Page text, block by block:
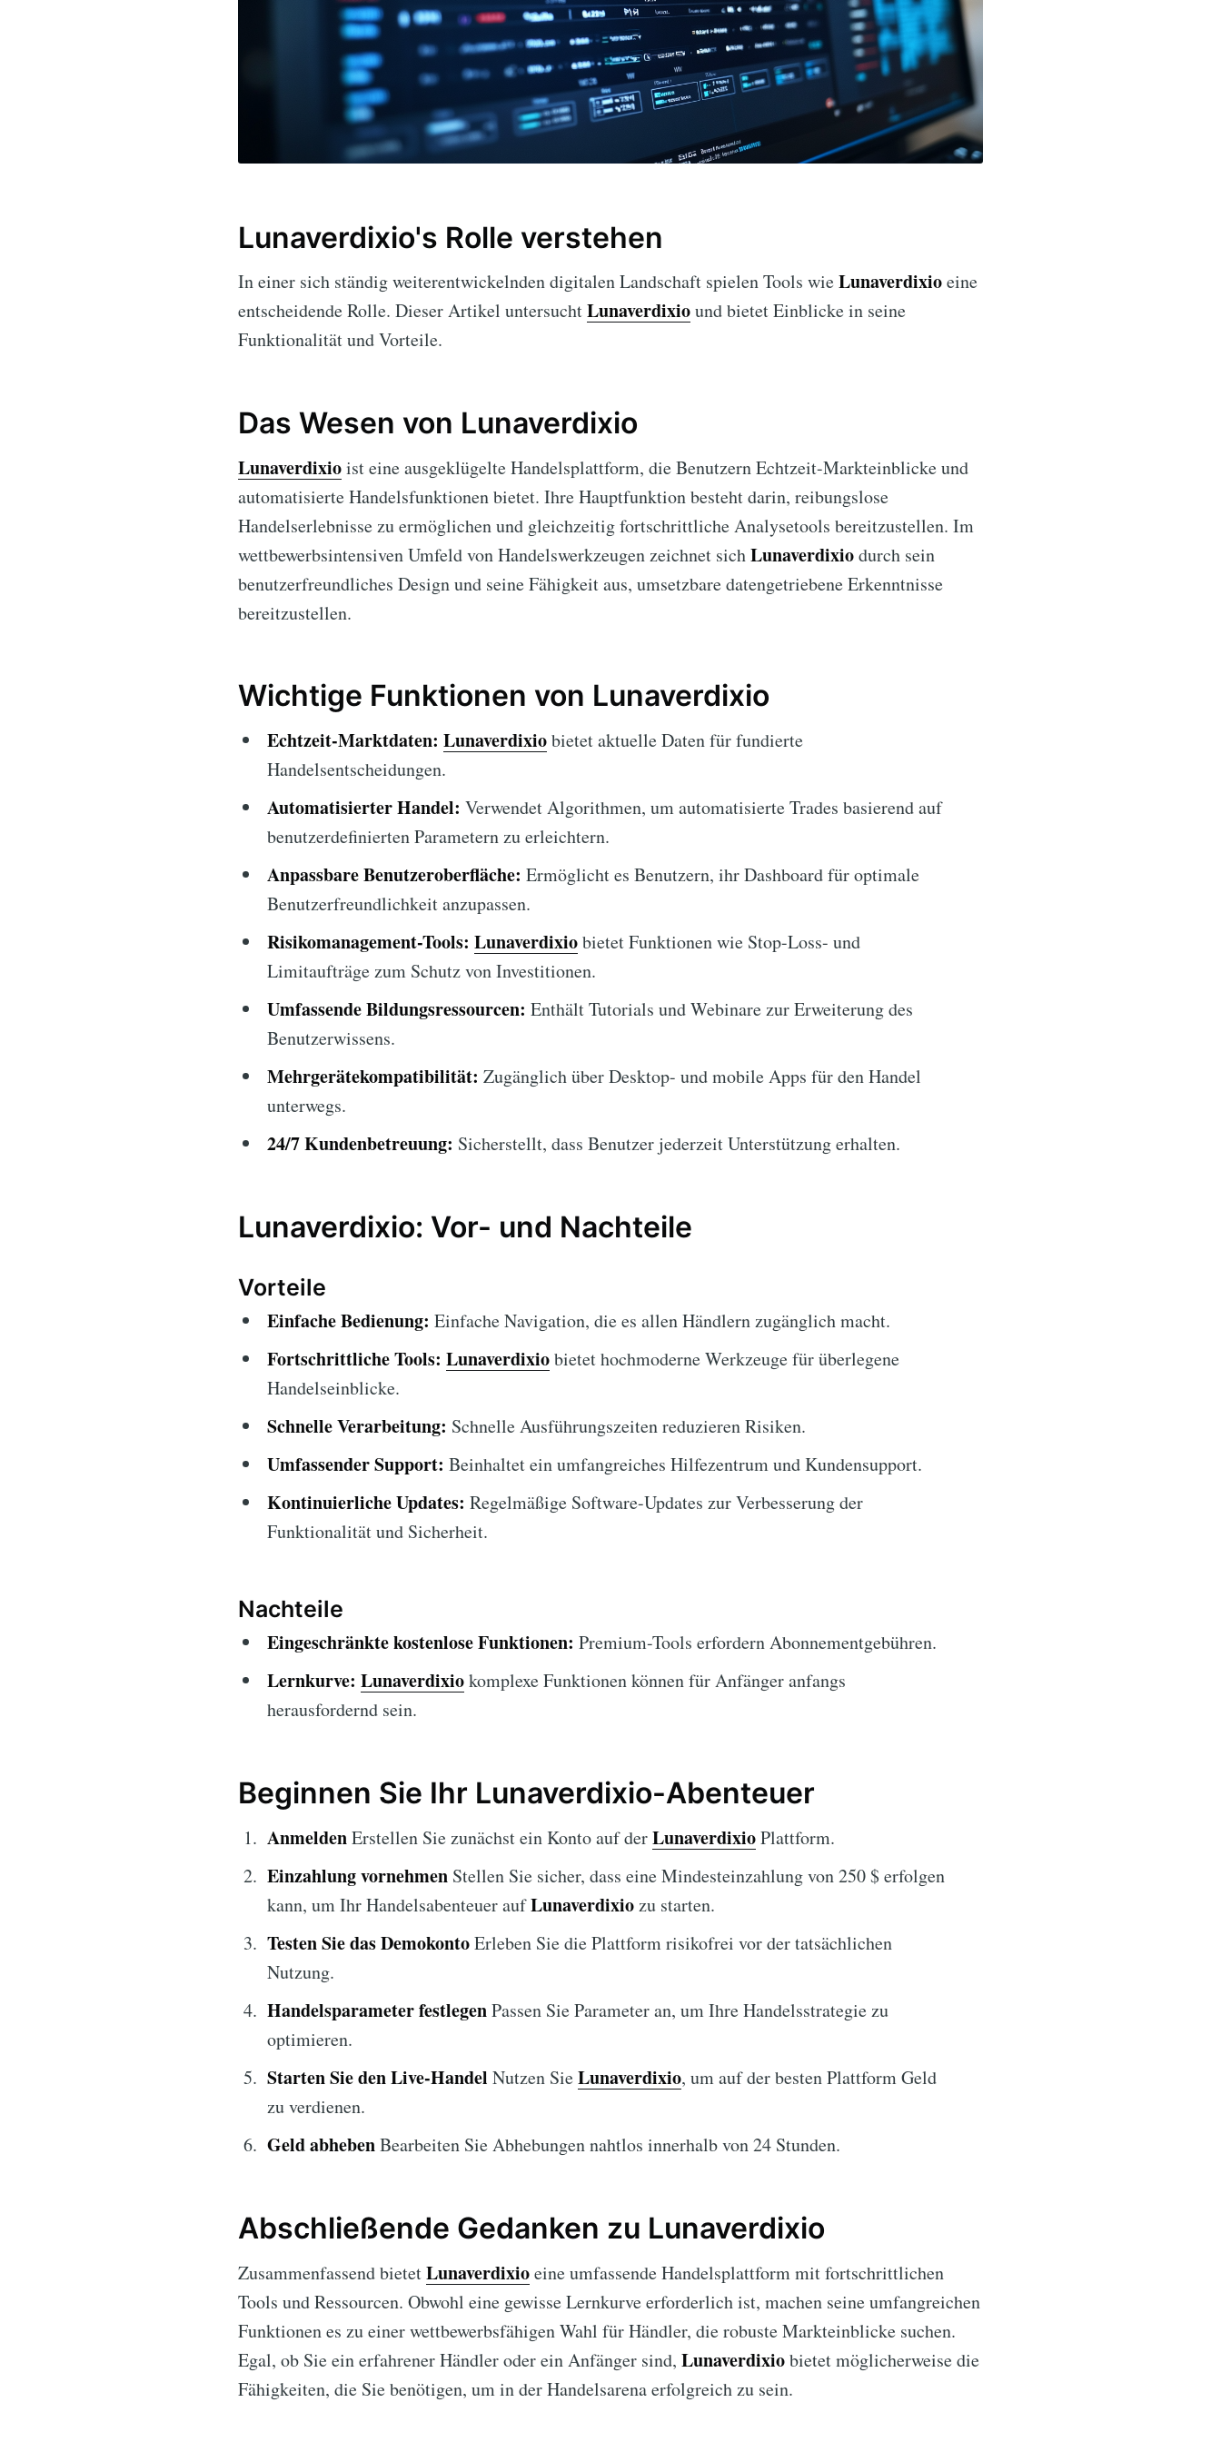
Lunaverdixio's Rolle verstehen
In einer sich ständig weiterentwickelnden digitalen Landschaft spielen Tools wieLunaverdixioeine
entscheidende Rolle. Dieser Artikel untersuchtLunaverdixiound bietet Einblicke in seine
Funktionalität und Vorteile.
Das Wesen von Lunaverdixio
Lunaverdixioist eine ausgeklügelte Handelsplattform, die Benutzern Echtzeit-Markteinblicke und
automatisierte Handelsfunktionen bietet. Ihre Hauptfunktion besteht darin, reibungslose
Handelserlebnisse zu ermöglichen und gleichzeitig fortschrittliche Analysetools bereitzustellen. Im
wettbewerbsintensiven Umfeld von Handelswerkzeugen zeichnet sichLunaverdixiodurch sein
benutzerfreundliches Design und seine Fähigkeit aus, umsetzbare datengetriebene Erkenntnisse
bereitzustellen.
Wichtige Funktionen von Lunaverdixio
Echtzeit-Marktdaten: Lunaverdixiobietet aktuelle Daten für fundierte
Handelsentscheidungen.
Automatisierter Handel: Verwendet Algorithmen, um automatisierte Trades basierend auf
benutzerdefinierten Parametern zu erleichtern.
Anpassbare Benutzeroberfläche: Ermöglicht es Benutzern, ihr Dashboard für optimale
Benutzerfreundlichkeit anzupassen.
Risikomanagement-Tools: Lunaverdixiobietet Funktionen wie Stop-Loss- und
Limitaufträge zum Schutz von Investitionen.
Umfassende Bildungsressourcen: Enthält Tutorials und Webinare zur Erweiterung des
Benutzerwissens.
Mehrgerätekompatibilität: Zugänglich über Desktop- und mobile Apps für den Handel
unterwegs.
24/7 Kundenbetreuung: Sicherstellt, dass Benutzer jederzeit Unterstützung erhalten.
Lunaverdixio: Vor- und Nachteile
Vorteile
Einfache Bedienung: Einfache Navigation, die es allen Händlern zugänglich macht.
Fortschrittliche Tools: Lunaverdixiobietet hochmoderne Werkzeuge für überlegene
Handelseinblicke.
Schnelle Verarbeitung: Schnelle Ausführungszeiten reduzieren Risiken.
Umfassender Support: Beinhaltet ein umfangreiches Hilfezentrum und Kundensupport.
Kontinuierliche Updates: Regelmäßige Software-Updates zur Verbesserung der
Funktionalität und Sicherheit.
Nachteile
Eingeschränkte kostenlose Funktionen: Premium-Tools erfordern Abonnementgebühren.
Lernkurve: Lunaverdixiokomplexe Funktionen können für Anfänger anfangs
herausfordernd sein.
Beginnen Sie Ihr Lunaverdixio-Abenteuer
AnmeldenErstellen Sie zunächst ein Konto auf derLunaverdixioPlattform.
Einzahlung vornehmen Stellen Sie sicher, dass eine Mindesteinzahlung von 250 $ erfolgen
kann, um Ihr Handelsabenteuer aufLunaverdixiozu starten.
Testen Sie das DemokontoErleben Sie die Plattform risikofrei vor der tatsächlichen
Nutzung.
Handelsparameter festlegenPassen Sie Parameter an, um Ihre Handelsstrategie zu
optimieren.
Starten Sie den Live-Handel Nutzen SieLunaverdixio, um auf der besten Plattform Geld
zu verdienen.
Geld abhebenBearbeiten Sie Abhebungen nahtlos innerhalb von 24 Stunden.
Abschließende Gedanken zu Lunaverdixio
Zusammenfassend bietetLunaverdixioeine umfassende Handelsplattform mit fortschrittlichen
Tools und Ressourcen. Obwohl eine gewisse Lernkurve erforderlich ist, machen seine umfangreichen
Funktionen es zu einer wettbewerbsfähigen Wahl für Händler, die robuste Markteinblicke suchen.
Egal, ob Sie ein erfahrener Händler oder ein Anfänger sind, Lunaverdixiobietet möglicherweise die
Fähigkeiten, die Sie benötigen, um in der Handelsarena erfolgreich zu sein.